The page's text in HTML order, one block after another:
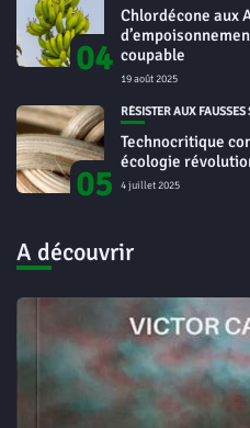
04
Chlordécone aux
coupable
19 août 2025
05
RÉSISTER AUX FAUSSES
Technocritique
écologie
4 juillet 2025
A découvrir